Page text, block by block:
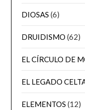
DIOSAS (6)
DRUIDISMO (62)
EL CÍRCULO DE
EL LEGADO
ELEMENTOS (12)